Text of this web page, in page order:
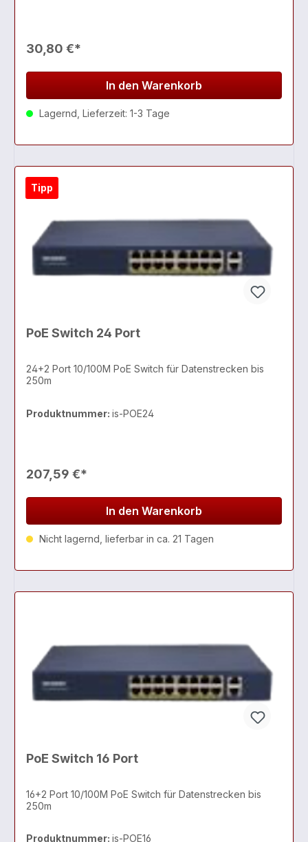
30,80 €*
In den Warenkorb
Lagernd, Lieferzeit: 1-3 Tage
Tipp
PoE Switch 24 Port
24+2 Port 10/100M PoE Switch für Datenstrecken bis
250m
Produktnummer: is-POE24
207,59 €*
In den Warenkorb
Nicht lagernd, lieferbar in ca. 21 Tagen
PoE Switch 16 Port
16+2 Port 10/100M PoE Switch für Datenstrecken bis
250m
Produktnummer: is-POE16